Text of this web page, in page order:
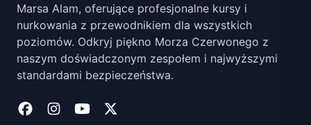
Marsa Alam, oferujące profesjonalne kursy i
nurkowania z przewodnikiem dla wszystkich
poziomów. Odkryj piękno Morza Czerwonego z
naszym doświadczonym zespołem i najwyższymi
standardami bezpieczeństwa.